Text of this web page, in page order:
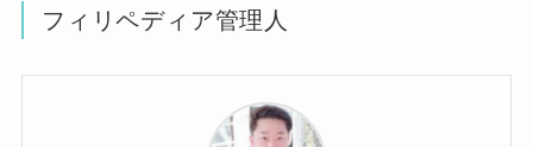
フィリペディア管理人